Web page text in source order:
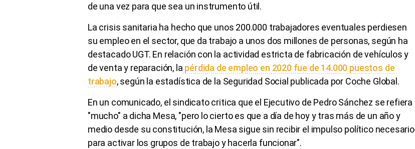
de una vez para que sea un instrumento útil.
La crisis sanitaria ha hecho que unos 200.000 trabajadores eventuales perdiesen
su empleo en el sector, que da trabajo a unos dos millones de personas, según ha
destacado UGT. En relación con la actividad estricta de fabricación de vehículos y
de venta y reparación, la pérdida de empleo en 2020 fue de 14.000 puestos de
trabajo, según la estadística de la Seguridad Social publicada por Coche Global.
En un comunicado, el sindicato critica que el Ejecutivo de Pedro Sánchez se refiera
"mucho" a dicha Mesa, "pero lo cierto es que a día de hoy y tras más de un año y
medio desde su constitución, la Mesa sigue sin recibir el impulso político necesario
para activar los grupos de trabajo y hacerla funcionar".